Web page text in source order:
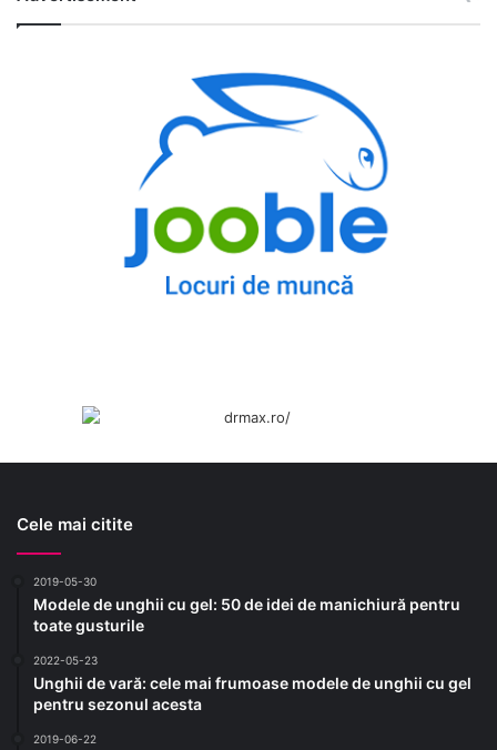
Cele mai citite
2019-05-30
Modele de unghii cu gel: 50 de idei de manichiură pentru
toate gusturile
2022-05-23
Unghii de vară: cele mai frumoase modele de unghii cu gel
pentru sezonul acesta
2019-06-22